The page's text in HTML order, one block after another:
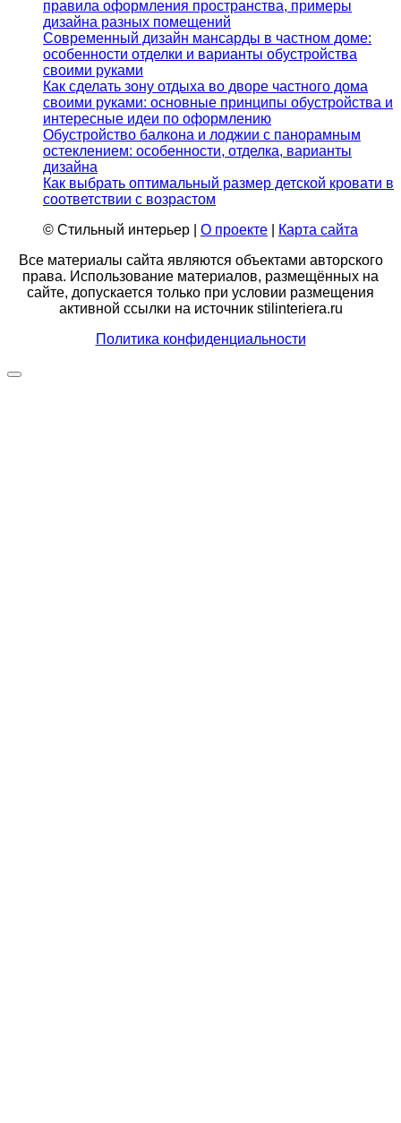
правила оформления пространства, примеры
дизайна разных помещений
Современный дизайн мансарды в частном доме:
особенности отделки и варианты обустройства
своими руками
Как сделать зону отдыха во дворе частного дома
своими руками: основные принципы обустройства и
интересные идеи по оформлению
Обустройство балкона и лоджии с панорамным
остеклением: особенности, отделка, варианты
дизайна
Как выбрать оптимальный размер детской кровати в
соответствии с возрастом
© Стильный интерьер | О проекте
Карта сайта
Все материалы сайта являются объектами авторского
права. Использование материалов, размещённых на
сайте, допускается только при условии размещения
активной ссылки на источник stilinteriera.ru
Политика конфиденциальности